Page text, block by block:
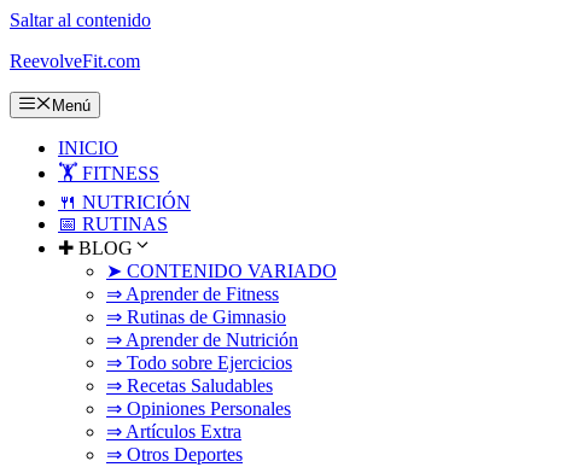
Saltar al contenido
ReevolveFit.com
Menú
INICIO
🏋️ FITNESS
🍴 NUTRICIÓN
📅 RUTINAS
✚ BLOG
➤ CONTENIDO VARIADO
⇒ Aprender de Fitness
⇒ Rutinas de Gimnasio
⇒ Aprender de Nutrición
⇒ Todo sobre Ejercicios
⇒ Recetas Saludables
⇒ Opiniones Personales
⇒ Artículos Extra
⇒ Otros Deportes